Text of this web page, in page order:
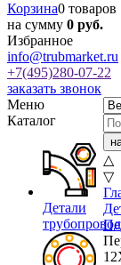
Корзина0 товаров
на сумму 0 руб.
Избранное
info@trubmarket.ru
+7(495)280-07-22
заказать звонок
Меню
Каталог
Детали
△
▽